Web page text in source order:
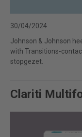
30/04/2024
Johnson & Johnson
with Transitions-
stopgezet.
Clariti